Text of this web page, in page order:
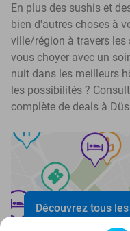
En plus des sushis et
bien d'autres choses à
ville/région à travers les
vous choyer avec un
nuit dans les meilleurs
les possibilités ?
complète de deals à
Découvrez tous